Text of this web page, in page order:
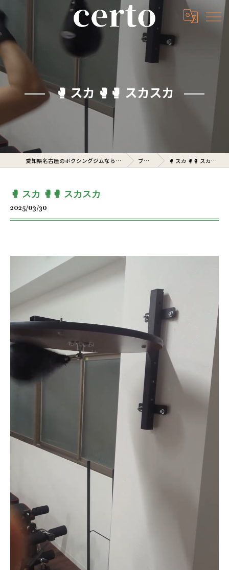
🥊 スカ 🥊🥊 スカスカ
愛知県名古屋のボクシングジムならcerto ブログ 🥊 スカ 🥊🥊 スカスカ
🥊 スカ 🥊🥊 スカスカ
2025/03/30